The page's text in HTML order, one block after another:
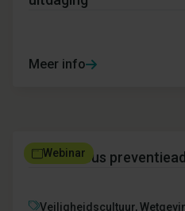
Meer info
Webinar
Basiscursus
Veiligheidscultuur,